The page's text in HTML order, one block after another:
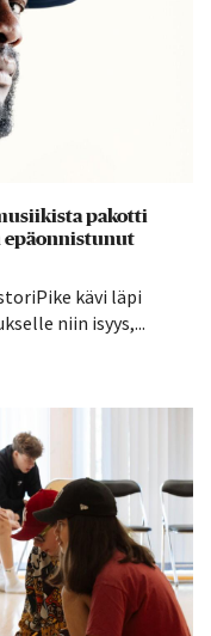
pakotti
epäonnistunut
kävi läpi
niin isyys,...